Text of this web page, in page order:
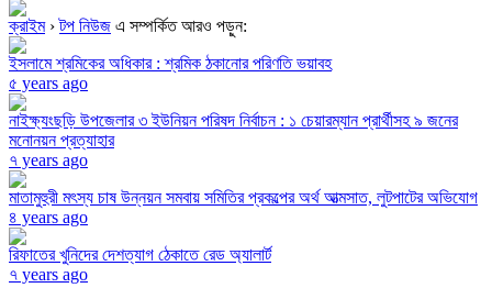
ক্রাইম›টপ নিউজ এ সম্পর্কিত আরও পড়ুন:
ইসলামে শ্রমিকের অধিকার : শ্রমিক ঠকানোর পরিণতি ভয়াবহ
৫ years ago
নাইক্ষ্যংছড়ি উপজেলার ৩ ইউনিয়ন পরিষদ নির্বাচন : ১ চেয়ারম্যান প্রার্থীসহ ৯ জনের
মনোনয়ন প্রত্যাহার
৭ years ago
মাতামুহুরী মৎস্য চাষ উন্নয়ন সমবায় সমিতির প্রকল্পের অর্থ আত্মসাত, লুটপাটের অভিযোগ
৪ years ago
রিফাতের খুনিদের দেশত্যাগ ঠেকাতে রেড অ্যালার্ট
৭ years ago